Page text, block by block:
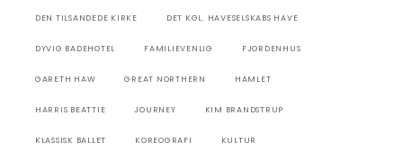
DEN TILSANDEDE KIRKE DET KGL. HAVESELSKABS HAVE
DYVIG BADEHOTEL FAMILIEVENLIG FJORDENHUS
GARETH HAW GREAT NORTHERN HAMLET
HARRIS BEATTIE JOURNEY KIM BRANDSTRUP
KLASSISK BALLET KOREOGRAFI KULTUR